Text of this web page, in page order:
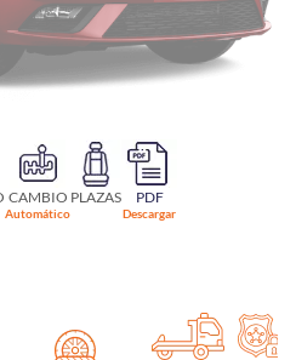
CAMBIO
Automático
PLAZAS PDF
Descargar